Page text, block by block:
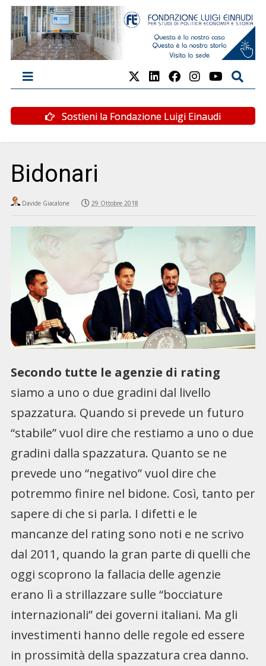
Sostieni la Fondazione Luigi Einaudi
Bidonari
Davide Giacalone 29 Ottobre 2018
Secondo tutte le agenzie di rating
siamo a uno o due gradini dal livello
spazzatura. Quando si prevede un futuro
“stabile” vuol dire che restiamo a uno o due
gradini dalla spazzatura. Quanto se ne
prevede uno “negativo” vuol dire che
potremmo finire nel bidone. Così, tanto per
sapere di che si parla. I difetti e le
mancanze del rating sono noti e ne scrivo
dal 2011, quando la gran parte di quelli che
oggi scoprono la fallacia delle agenzie
erano lì a strillazzare sulle “bocciature
internazionali” dei governi italiani. Ma gli
investimenti hanno delle regole ed essere
in prossimità della spazzatura crea danno.